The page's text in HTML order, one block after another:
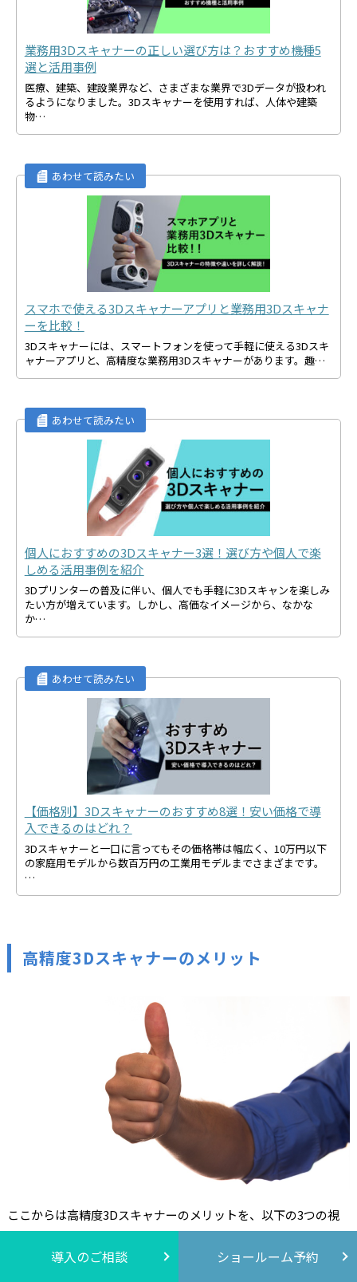
業務用3Dスキャナーの正しい選び方は？おすすめ機種5
選と活用事例
医療、建築、建設業界など、さまざまな業界で3Dデータが扱われ
るようになりました。3Dスキャナーを使用すれば、人体や建築
物…
スマホで使える3Dスキャナーアプリと業務用3Dスキャナ
ーを比較！
3Dスキャナーには、スマートフォンを使って手軽に使える3Dスキ
ャナーアプリと、高精度な業務用3Dスキャナーがあります。趣…
個人におすすめの3Dスキャナー3選！選び方や個人で楽
しめる活用事例を紹介
3Dプリンターの普及に伴い、個人でも手軽に3Dスキャンを楽しみ
たい方が増えています。しかし、高価なイメージから、なかな
か…
【価格別】3Dスキャナーのおすすめ8選！安い価格で導
入できるのはどれ？
3Dスキャナーと一口に言ってもその価格帯は幅広く、10万円以下
の家庭用モデルから数百万円の工業用モデルまでさまざまです。
…
高精度3Dスキャナーのメリット
ここからは高精度3Dスキャナーのメリットを、以下の3つの視
点で解説します。
導入のご相談 ショールーム予約